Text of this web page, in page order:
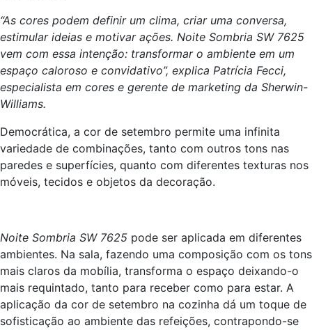
“As cores podem definir um clima, criar uma conversa,
estimular ideias e motivar ações. Noite Sombria SW 7625
vem com essa intenção: transformar o ambiente em um
espaço caloroso e convidativo”, explica Patrícia Fecci,
especialista em cores e gerente de marketing da Sherwin-
Williams.
Democrática, a cor de setembro permite uma infinita
variedade de combinações, tanto com outros tons nas
paredes e superfícies, quanto com diferentes texturas nos
móveis, tecidos e objetos da decoração.
Noite Sombria SW 7625 pode ser aplicada em diferentes
ambientes. Na sala, fazendo uma composição com os tons
mais claros da mobília, transforma o espaço deixando-o
mais requintado, tanto para receber como para estar. A
aplicação da cor de setembro na cozinha dá um toque de
sofisticação ao ambiente das refeições, contrapondo-se